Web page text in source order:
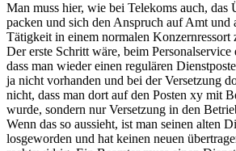
Man muss hier, wie bei Telekoms auch, das
packen und sich den Anspruch auf Amt und
Tätigkeit in einem normalen Konzernressort
Der erste Schritt wäre, beim
dass man wieder einen regulären
ja nicht vorhanden und bei der Versetzung
nicht, dass man dort auf den Posten xy mit
wurde, sondern nur Versetzung in den
Wenn das so aussieht, ist man seinen alten
losgeworden und hat keinen neuen